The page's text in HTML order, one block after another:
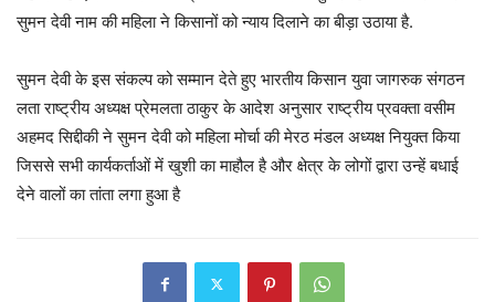
सुमन देवी नाम की महिला ने किसानों को न्याय दिलाने का बीड़ा उठाया है.
सुमन देवी के इस संकल्प को सम्मान देते हुए भारतीय किसान युवा जागरुक संगठन
लता राष्ट्रीय अध्यक्ष प्रेमलता ठाकुर के आदेश अनुसार राष्ट्रीय प्रवक्ता वसीम
अहमद सिद्दीकी ने सुमन देवी को महिला मोर्चा की मेरठ मंडल अध्यक्ष नियुक्त किया
जिससे सभी कार्यकर्ताओं में खुशी का माहौल है और क्षेत्र के लोगों द्वारा उन्हें बधाई
देने वालों का तांता लगा हुआ है